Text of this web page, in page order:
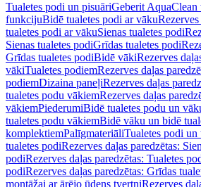
Tualetes podi un pisuāriGeberit AquaClean
funkcijuBidē tualetes podi ar vāku
tualetes podi ar vākuSienas tualetes podi
Sienas tualetes podiGrīdas tualetes podi
Grīdas tualetes podiBidē vākiRezerves
vākiTualetes podiemRezerves daļas
podiemDizaina paneļiRezerves daļas
tualetes podu vākiemRezerves daļas
vākiemPiederumiBidē tualetes podu un
tualetes podu vākiemBidē vāku un bidē
komplektiemPalīgmateriāliTualetes podi un
tualetes podiRezerves daļas paredzētas:
podiRezerves daļas paredzētas: Tualetes
podiRezerves daļas paredzētas: Grīdas
montāžai ar ārējo ūdens tvertniRezerves